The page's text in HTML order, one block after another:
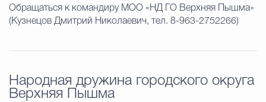
Обращаться к командиру МОО «НД ГО Верхняя Пышма»
(Кузнецов Дмитрий Николаевич, тел. 8-963-2752266)
Народная дружина городского округа
Верхняя Пышма